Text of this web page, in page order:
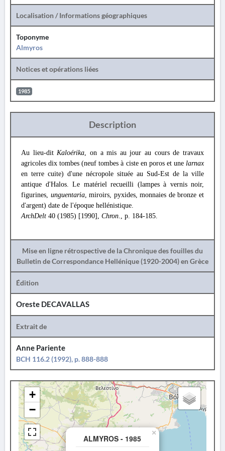
Localisation / Informations géographiques
Toponyme
Almyros
Notices et opérations liées
1985
Description
Au lieu-ditKaloérika, on a mis au jour au cours de travaux
agricoles dix tombes (neuf tombes à ciste en poros et une larnax
en terre cuite) d'une nécropole située au Sud-Est de la ville
antique d'Halos. Le matériel recueilli (lampes à vernis noir,
figurines, unguentaria, miroirs, pyxides, monnaies de bronze et
d'argent) date de l'époque hellénistique.
ArchDelt 40 (1985) [1990], Chron., p. 184-185.
Mise en ligne rétrospective de la Chronique des fouilles du
Bulletin de Correspondance Hellénique (1920-2004) en Grèce
Édition
Oreste DECAVALLAS
Extrait de
Anne Pariente
BCH 116.2 (1992), p. 888-888
ALMYROS - 1985
×
+
−